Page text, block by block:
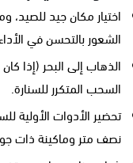
اختيار مكان جيد للصيد،
الشعور بالتحسن في
الذهاب إلى البحر (إذا
السحب المتكرر للسنارة.
نصف متر وماكينة ذات